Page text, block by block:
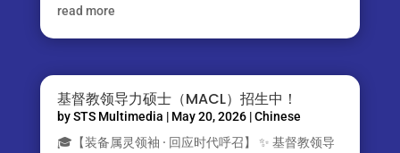
read more
基督教领导力硕士（MACL）招生中！
bySTS Multimedia | May 20, 2026|Chinese
🎓【装备属灵领袖 · 回应时代呼召】 ✨ 基督教领导